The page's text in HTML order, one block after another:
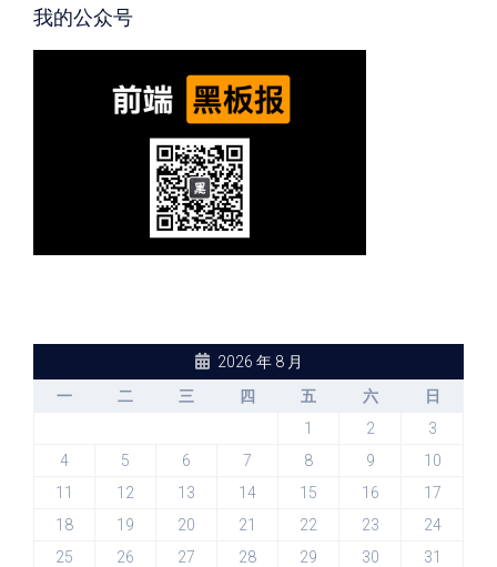
我的公众号
2026 年 8 月
一
二 三 四 五 六
日
1
2
3
4
5 6 7 8 9
10
11
12 13 14 15 16
17
18
19 20 21 22 23
24
25
26 27 28 29 30
31